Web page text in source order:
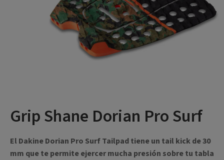
Grip Shane Dorian Pro Surf
El Dakine Dorian Pro Surf Tailpad tiene un tail kick de 30
mm que te permite ejercer mucha presión sobre tu tabla